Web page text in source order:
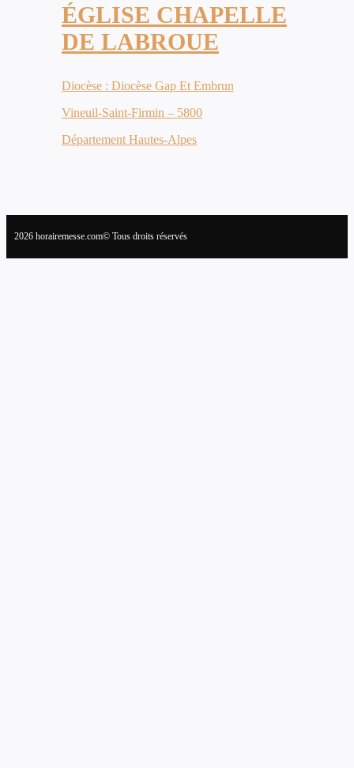
ÉGLISE CHAPELLE
DE LABROUE
Diocèse : Diocèse Gap Et Embrun
Vineuil-Saint-Firmin – 5800
Département Hautes-Alpes
2026 horairemesse.com© Tous droits réservés